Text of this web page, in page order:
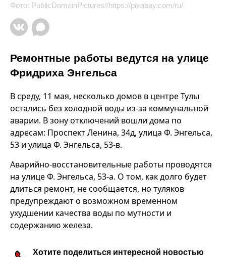
Фото: PublicDomainPictures//https://pixabay.com/ru/
Ремонтные работы ведутся на улице
Фридриха Энгельса
В среду, 11 мая, несколько домов в центре Тулы
остались без холодной воды из-за коммунальной
аварии. В зону отключений вошли дома по
адресам: Проспект Ленина, 34д, улица Ф. Энгельса,
53 и улица Ф. Энгельса, 53-в.
Аварийно-восстановительные работы проводятся
на улице Ф. Энгельса, 53-а. О том, как долго будет
длиться ремонт, не сообщается, но туляков
предупреждают о возможном временном
ухудшении качества воды по мутности и
содержанию железа.
Хотите поделиться интересной новостью